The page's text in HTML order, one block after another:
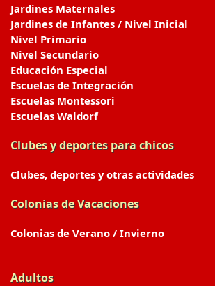
Jardines Maternales
Jardines de Infantes / Nivel Inicial
Nivel Primario
Nivel Secundario
Educación Especial
Escuelas de Integración
Escuelas Montessori
Escuelas Waldorf
Clubes y deportes para chicos
Clubes, deportes y otras actividades
Colonias de Vacaciones
Colonias de Verano / Invierno
Adultos